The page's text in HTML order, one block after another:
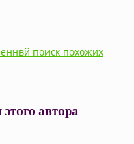
поиск похожих
автора